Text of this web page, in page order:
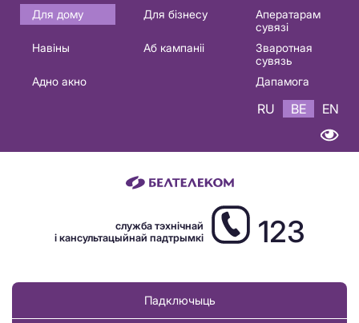
Основная
навигация
Для дому Для бізнесу
Аператарам
сувязі
Навіны
Аб кампаніі
Зваротная
сувязь
Адно акно
Дапамога
RU BE EN
служба тэхнічнай
і кансультацыйнай падтрымкі
123
Падключыць